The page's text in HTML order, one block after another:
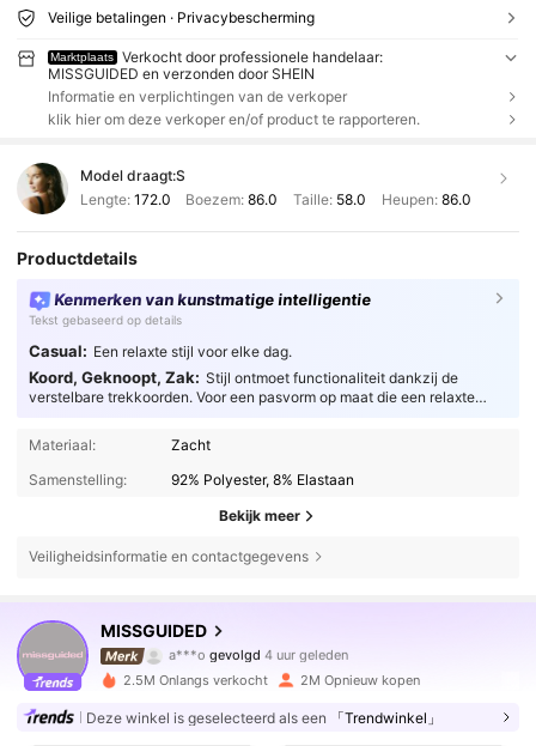
Veilige betalingen · Privacybescherming
Marktplaats
Verkocht door professionele handelaar:
MISSGUIDED en verzonden door SHEIN
Informatie en verplichtingen van de verkoper
klik hier om deze verkoper en/of product te rapporteren.
Model draagt:S
Lengte: 172.0 Boezem:86.0 Taille: 58.0 Heupen: 86.0
Productdetails
Kenmerken van kunstmatige intelligentie
Tekst gebaseerd op details
Casual: Een relaxte stijl voor elke dag.
Koord, Geknoopt, Zak: Stijl ontmoet functionaliteit dankzij de
verstelbare trekkoorden. Voor een pasvorm op maat die een relaxte
Materiaal:
Zacht
Samenstelling:
92% Polyester, 8% Elastaan
Bekijk meer
Veiligheidsinformatie en contactgegevens
MISSGUIDED
a***ogevolgd
l***ois aan het browsen
4.83
3M Volgers
2.5M Onlangs verkocht 2M Opnieuw kopen
Deze winkel is geselecteerd als een 「Trendwinkel」